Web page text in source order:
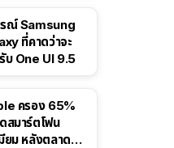
ณ์ Samsung
ที่คาดว่าจะ
บ One UI 9.5
ครอง 65%
สมาร์ตโฟน
ยม หลังตลาดทำ